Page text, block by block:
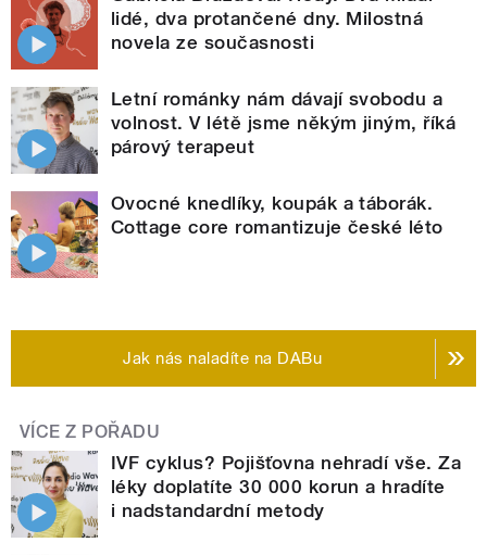
lidé, dva protančené dny. Milostná
novela ze současnosti
Letní románky nám dávají svobodu a
volnost. V létě jsme někým jiným, říká
párový terapeut
Ovocné knedlíky, koupák a táborák.
Cottage core romantizuje české léto
Jak nás naladíte na DABu
VÍCE Z POŘADU
IVF cyklus? Pojišťovna nehradí vše. Za
léky doplatíte 30 000 korun a hradíte
i nadstandardní metody